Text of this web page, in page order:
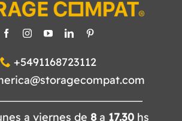
+5491168723112
a viernes de 8a 17.30hs